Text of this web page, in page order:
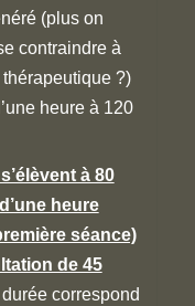
(plus on
contraindre à
?)
heure à 120
à 80
heure
séance)
de 45
correspond